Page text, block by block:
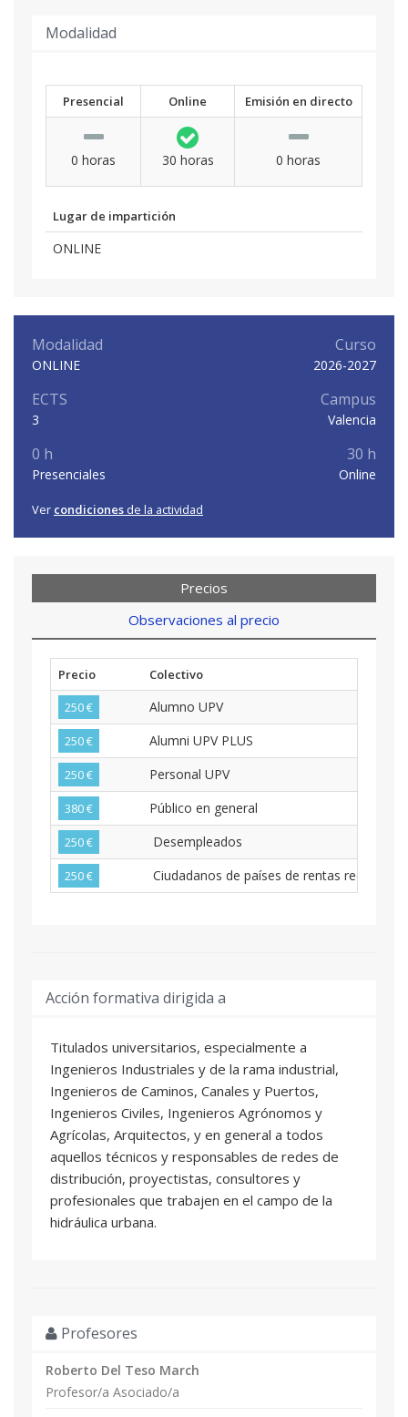
Modalidad
Presencial Online Emisión en directo
0 horas 30 horas 0 horas
Lugar de impartición
ONLINE
Modalidad
ONLINE
Curso
2026-2027
ECTS
3
Campus
Valencia
0 h
Presenciales
30 h
Online
Ver condiciones de la actividad
Precios
Observaciones al precio
Precio
Colectivo
250 €
Alumno UPV
250 € Alumni UPV PLUS
250 € Personal UPV
380 € Público en general
250 € Desempleados
250 € Ciudadanos de países de rentas reducidas
Acción formativa dirigida a
Titulados universitarios, especialmente a
Ingenieros Industriales y de la rama industrial,
Ingenieros de Caminos, Canales y Puertos,
Ingenieros Civiles, Ingenieros Agrónomos y
Agrícolas, Arquitectos, y en general a todos
aquellos técnicos y responsables de redes de
distribución, proyectistas, consultores y
profesionales que trabajen en el campo de la
hidráulica urbana.
Profesores
Roberto Del Teso March
Profesor/a Asociado/a